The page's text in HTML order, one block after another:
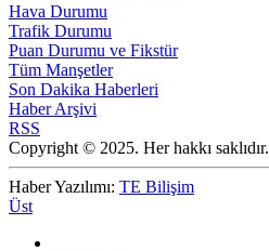
Hava Durumu
Trafik Durumu
Puan Durumu ve Fikstür
Tüm Manşetler
Son Dakika Haberleri
Haber Arşivi
RSS
Copyright © 2025. Her hakkı saklıdır.
Haber Yazılımı: TE Bilişim
Üst